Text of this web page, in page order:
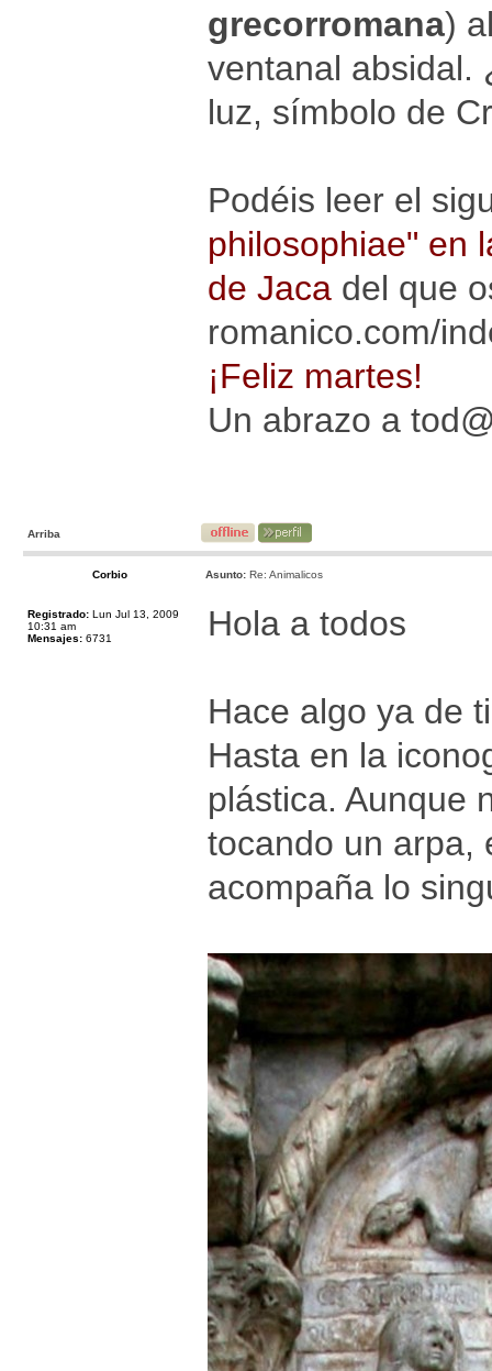
grecorromana)
ventanal absidal.
luz, símbolo de
Podéis leer el
philosophiae" en
de Jaca del que
romanico.com/
¡Feliz martes!
Un abrazo a
Arriba
Corbio Asunto: Re: Animalicos
Registrado: Lun Jul 13, 2009
10:31 am
Mensajes: 6731 Hola a todos
Hace algo ya de
Hasta en la
plástica. Aunque
tocando un arpa,
acompaña lo